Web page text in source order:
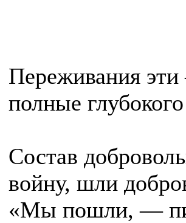
Переживания
полные
Состав
войну, шли
«Мы пошли, —